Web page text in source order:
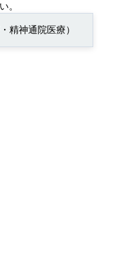
。
精神通院医療）